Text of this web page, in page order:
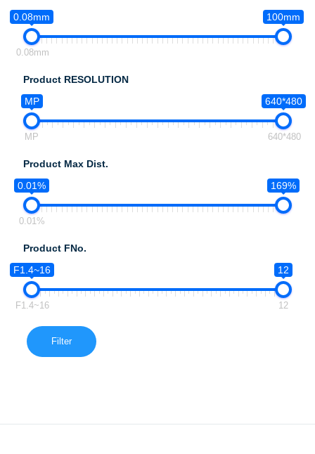
0.08mm
100mm
0.08mm
Product RESOLUTION
MP
640*480
MP 640*480
Product Max Dist.
0.01%
169%
0.01%
Product FNo.
F1.4~16
12
F1.4~16 12
Filter